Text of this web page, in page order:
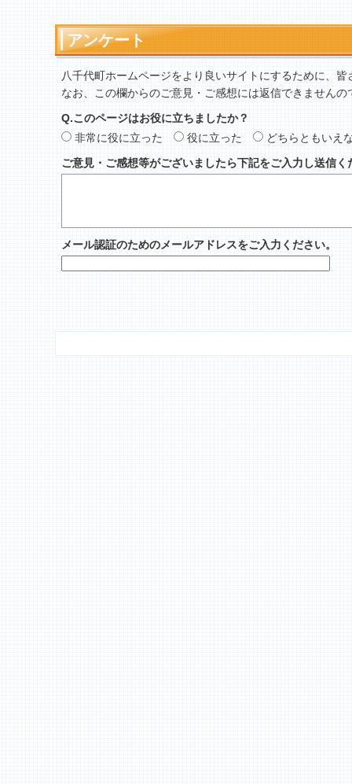
アンケート
八千代町ホームページをより良いサイトにするために、
なお、この欄からのご意見・ご感想には返信できませんの
Q.このページはお役に立ちましたか？
非常に役に立った
役に立った
どちらともいえ
ご意見・ご感想等がございましたら下記をご入力し送信く
メール認証のためのメールアドレスをご入力ください。